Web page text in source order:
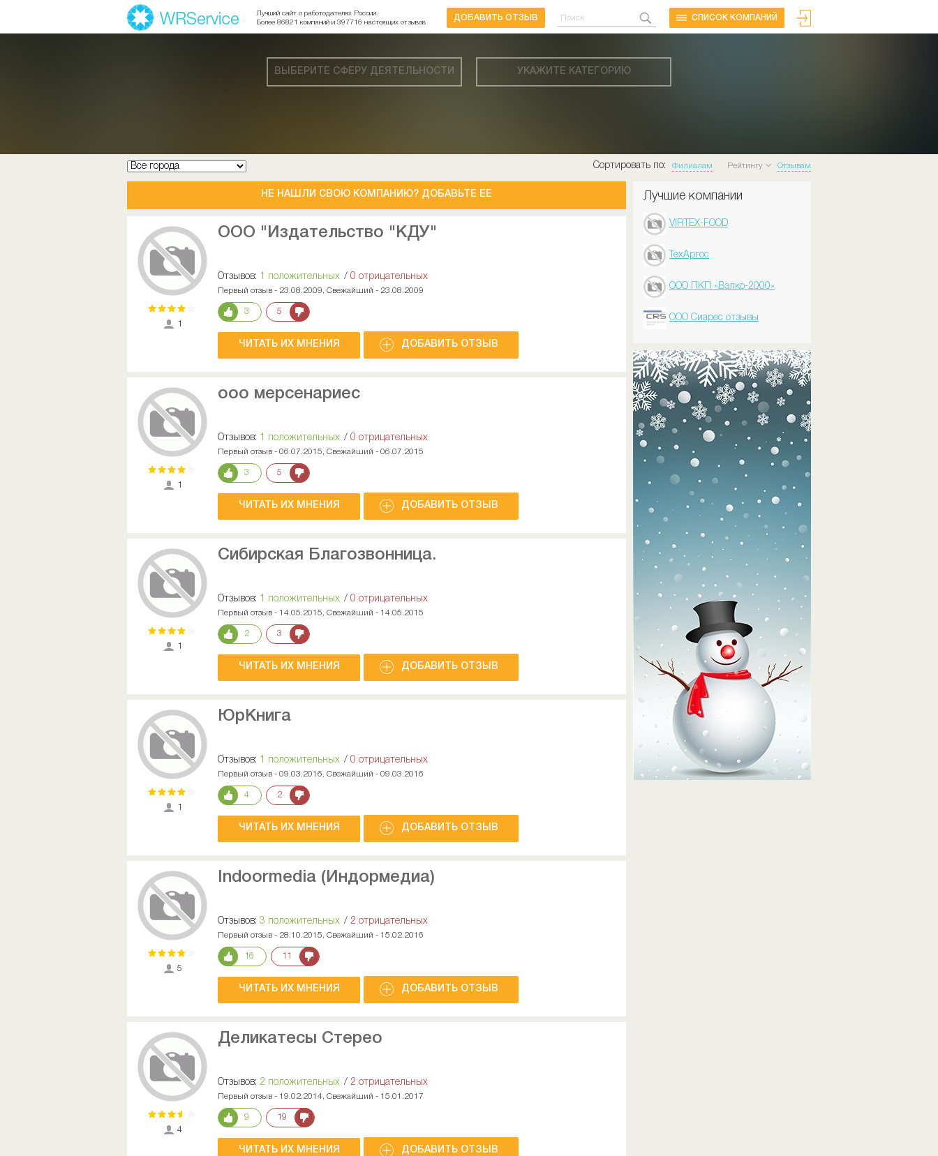
Лучший сайт о работодателях России.
Более 86821 компаний и 397716 настоящих отзывов
ДОБАВИТЬ ОТЗЫВ CПИСОК КОМПАНИЙ
ВЫБЕРИТЕ СФЕРУ ДЕЯТЕЛЬНОСТИ УКАЖИТЕ КАТЕГОРИЮ
Сортировать по: Филиалам Рейтингу Отзывам
Лучшие компании
VIRTEX-FOOD
ТехАргос
ООО ПКП «Вэлко-2000»
ООО Сиарес отзывы
НЕ НАШЛИ СВОЮ КОМПАНИЮ? ДОБАВЬТЕ ЕЕ
1
ООО "Издательство "КДУ"
Отзывов: 1 положительных / 0 отрицательных
Первый отзыв - 23.08.2009, Свежайший - 23.08.2009
3 5
ЧИТАТЬ ИХ МНЕНИЯ ДОБАВИТЬ ОТЗЫВ
1
ооо мерсенариес
Отзывов: 1 положительных / 0 отрицательных
Первый отзыв - 06.07.2015, Свежайший - 06.07.2015
3 5
ЧИТАТЬ ИХ МНЕНИЯ ДОБАВИТЬ ОТЗЫВ
1
Сибирская Благозвонница.
Отзывов: 1 положительных / 0 отрицательных
Первый отзыв - 14.05.2015, Свежайший - 14.05.2015
2 3
ЧИТАТЬ ИХ МНЕНИЯ ДОБАВИТЬ ОТЗЫВ
1
ЮрКнига
Отзывов: 1 положительных / 0 отрицательных
Первый отзыв - 09.03.2016, Свежайший - 09.03.2016
4 2
ЧИТАТЬ ИХ МНЕНИЯ ДОБАВИТЬ ОТЗЫВ
5
Indoormedia (Индормедиа)
Отзывов: 3 положительных / 2 отрицательных
Первый отзыв - 28.10.2015, Свежайший - 15.02.2016
16 11
ЧИТАТЬ ИХ МНЕНИЯ ДОБАВИТЬ ОТЗЫВ
4
Деликатесы Стерео
Отзывов: 2 положительных / 2 отрицательных
Первый отзыв - 19.02.2014, Свежайший - 15.01.2017
9 19
ЧИТАТЬ ИХ МНЕНИЯ ДОБАВИТЬ ОТЗЫВ